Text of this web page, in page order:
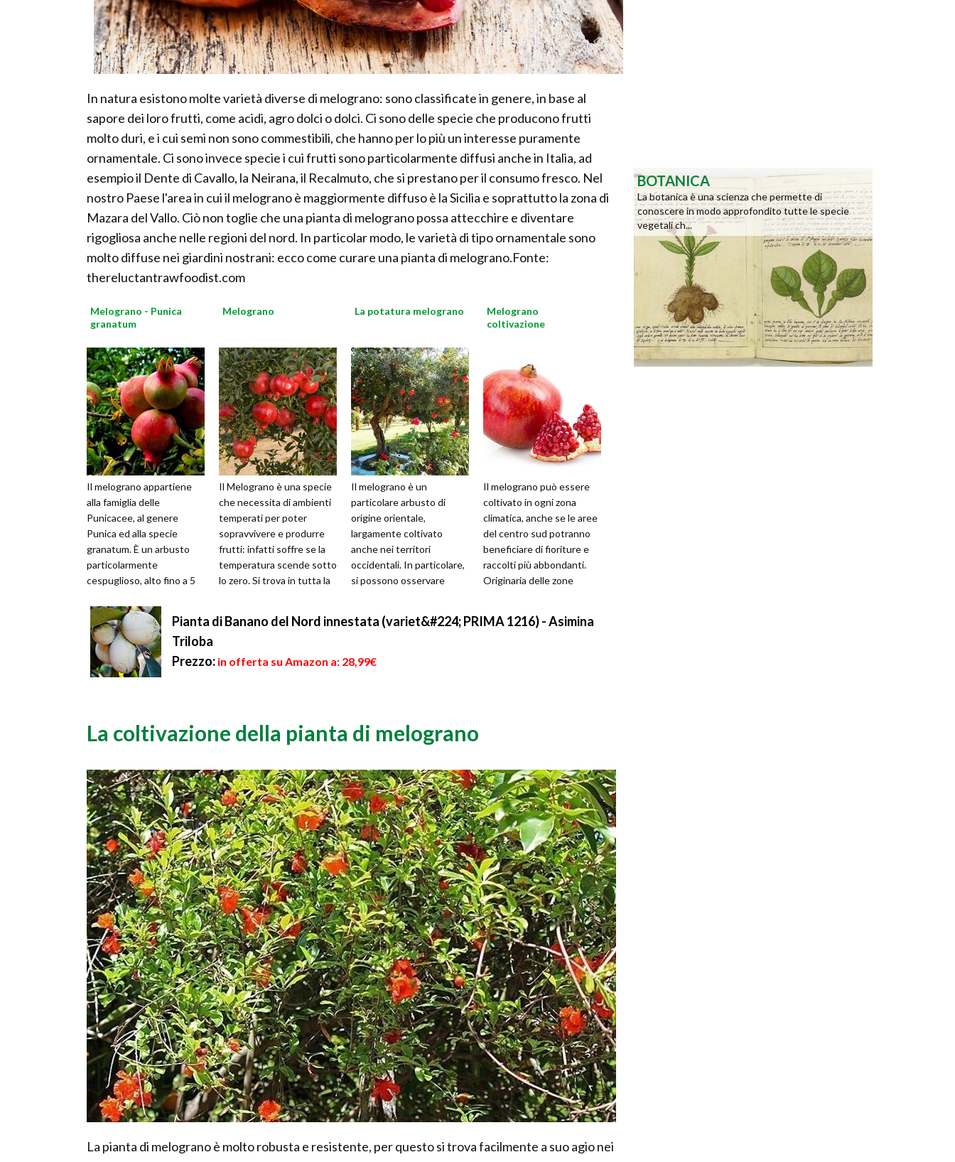
In natura esistono molte varietà diverse di melograno: sono classificate in genere, in base al
sapore dei loro frutti, come acidi, agro dolci o dolci. Ci sono delle specie che producono frutti
molto duri, e i cui semi non sono commestibili, che hanno per lo più un interesse puramente
ornamentale. Ci sono invece specie i cui frutti sono particolarmente diffusi anche in Italia, ad
esempio il Dente di Cavallo, la Neirana, il Recalmuto, che si prestano per il consumo fresco. Nel
nostro Paese l'area in cui il melograno è maggiormente diffuso è la Sicilia e soprattutto la zona di
Mazara del Vallo. Ciò non toglie che una pianta di melograno possa attecchire e diventare
rigogliosa anche nelle regioni del nord. In particolar modo, le varietà di tipo ornamentale sono
molto diffuse nei giardini nostrani: ecco come curare una pianta di melograno.Fonte:
thereluctantrawfoodist.com
Melograno - Punica
granatum
Il melograno appartiene
alla famiglia delle
Punicacee, al genere
Punica ed alla specie
granatum. È un arbusto
particolarmente
cespuglioso, alto fino a 5
screpolato e ramific...
Melograno
Il Melograno è una specie
che necessita di ambienti
temperati per poter
sopravvivere e produrre
frutti: infatti soffre se la
temperatura scende sotto
lo zero. Si trova in tutta la
La potatura melograno
Il melograno è un
particolare arbusto di
origine orientale,
largamente coltivato
anche nei territori
occidentali. In particolare,
si possono osservare
Melograno
coltivazione
Il melograno può essere
coltivato in ogni zona
climatica, anche se le aree
del centro sud potranno
beneficiare di fioriture e
raccolti più abbondanti.
Originaria delle zone
Pianta di Banano del Nord innestata (variet&#224; PRIMA 1216) - Asimina
Triloba
Prezzo: in offerta su Amazon a: 28,99€
La coltivazione della pianta di melograno
La pianta di melograno è molto robusta e resistente, per questo si trova facilmente a suo agio nei
BOTANICA
La botanica è una scienza che permette di
conoscere in modo approfondito tutte le specie
vegetali ch...